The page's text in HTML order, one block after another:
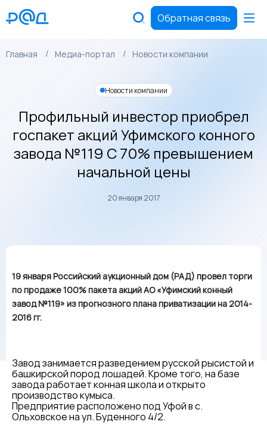
Обратная связь
Главная Медиа-портал Новости компании
Новости компании
Профильный инвестор приобрел
госпакет акций Уфимского конного
завода №119 С 70% превышением
начальной цены
20 января 2017
19 января Российский аукционный дом (РАД) провел торги
по продаже 100% пакета акций АО «Уфимский конный
завод №119» из прогнозного плана приватизации на 2014-
2016 гг.
Завод занимается разведением русской рысистой и
башкирской пород лошадей. Кроме того, на базе
завода работает конная школа и открыто
производство кумыса.
Предприятие расположено под Уфой в с.
Ольховское на ул. Буденного 4/2.